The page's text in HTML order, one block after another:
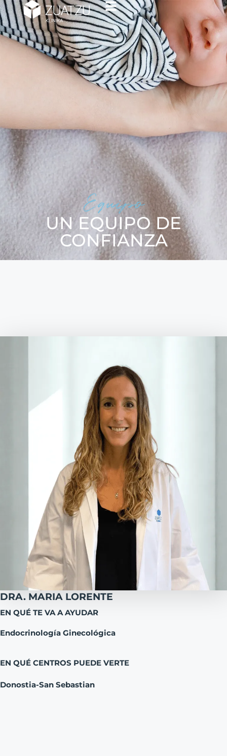
Equipo
UN EQUIPO DE
CONFIANZA
DRA. MARIA LORENTE
EN QUÉ TE VA A AYUDAR
Endocrinología Ginecológica
EN QUÉ CENTROS PUEDE VERTE
Donostia-San Sebastian